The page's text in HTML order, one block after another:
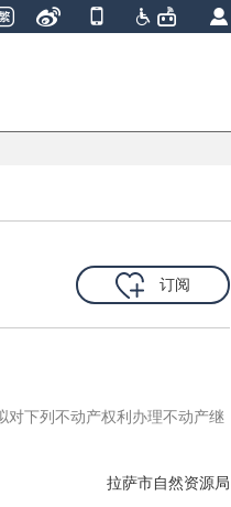
订阅
对下列不动产权利办理不动产继
拉萨市自然资源局